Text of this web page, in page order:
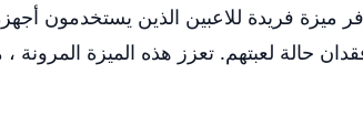
حالة لعبتهم. تعزز هذه الميزة المرونة